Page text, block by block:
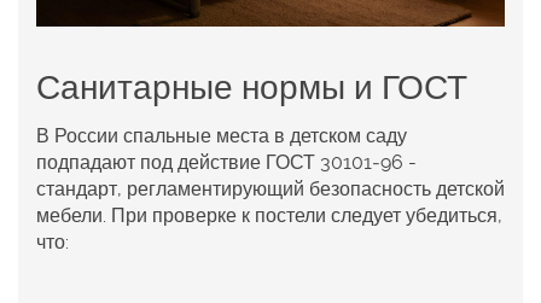
Санитарные нормы и ГОСТ
В России спальные места в детском саду
подпадают под действие ГОСТ 30101‑96 -
стандарт, регламентирующий безопасность детской
мебели . При проверке к постели следует убедиться,
что: